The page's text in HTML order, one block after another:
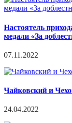
Настоятель
медали «За
07.11.2022
Чайковский и
24.04.2022